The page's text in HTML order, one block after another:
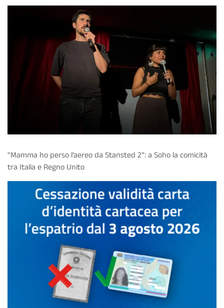
"Mamma ho perso l’aereo da Stansted 2”: a Soho la comicità
tra Italia e Regno Unito